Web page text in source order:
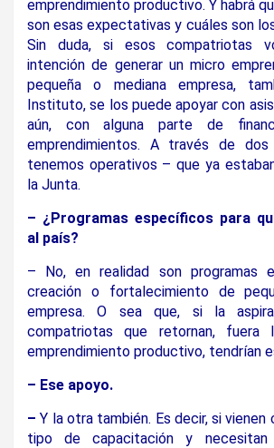
emprendimiento productivo. Y habrá
son esas expectativas y cuáles son
Sin duda, si esos compatriotas
intención de generar un micro
pequeña o mediana empresa,
Instituto, se los puede apoyar con
aún, con alguna parte de
emprendimientos. A través de dos
tenemos operativos – que ya
la Junta.
– ¿Programas específicos para
al país?
– No, en realidad son programas
creación o fortalecimiento de
empresa. O sea que, si la
compatriotas que retornan,
emprendimiento productivo, tendrían
– Ese apoyo.
–Y la otra también. Es decir, si
tipo de capacitación y